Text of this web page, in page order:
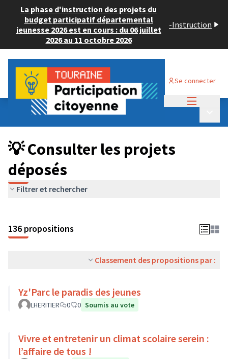
La phase d'instruction des projets du
budget participatif départemental
jeunesse 2026 est en cours : du 06 juillet
2026 au 11 octobre 2026
-Instruction
Se connecter
Budget Participatif JEUNESSE 2024
💡 Consulter les projets déposés
💡 Consulter les projets
déposés
Filtrer et rechercher
136 propositions
Classement des propositions par :
Yz'Parc le paradis des jeunes
LHERITIER 0 0 Soumis au vote
Vivre et entretenir un climat scolaire serein :
l’affaire de tous !